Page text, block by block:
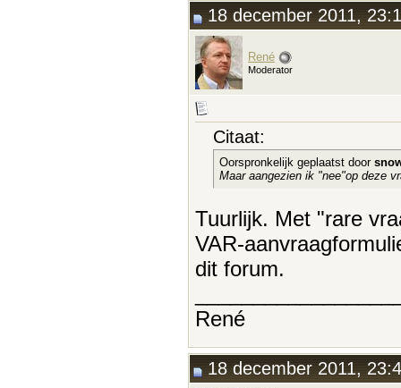
18 december 2011,
René
Moderator
Citaat:
Oorspronkelijk geplaatst door
Maar aangezien ik "nee"op deze
Tuurlijk. Met "rare
VAR-
dit forum.
René
18 december 2011,